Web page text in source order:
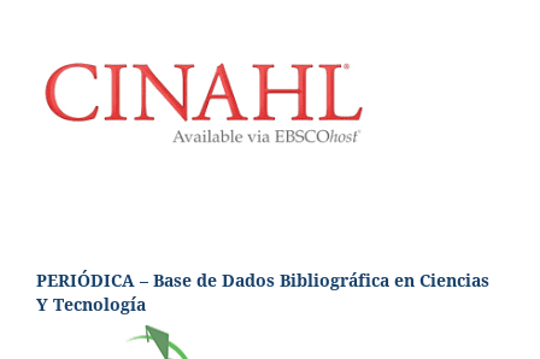
PERIÓDICA – Base de Dados Bibliográfica en Ciencias
Y Tecnología